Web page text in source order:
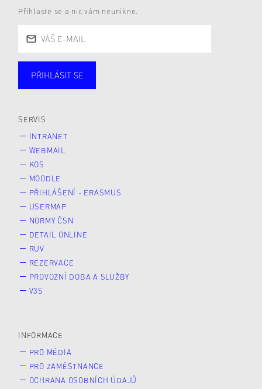
Přihlaste se a nic vám neunikne.
Studující
PŘIHLÁSIT SE
SERVIS
INTRANET
WEBMAIL
KOS
MOODLE
PŘIHLÁŠENÍ - ERASMUS
USERMAP
NORMY ČSN
DETAIL ONLINE
RUV
REZERVACE
PROVOZNÍ DOBA A SLUŽBY
V3S
INFORMACE
PRO MÉDIA
PRO ZAMĚSTNANCE
OCHRANA OSOBNÍCH ÚDAJŮ